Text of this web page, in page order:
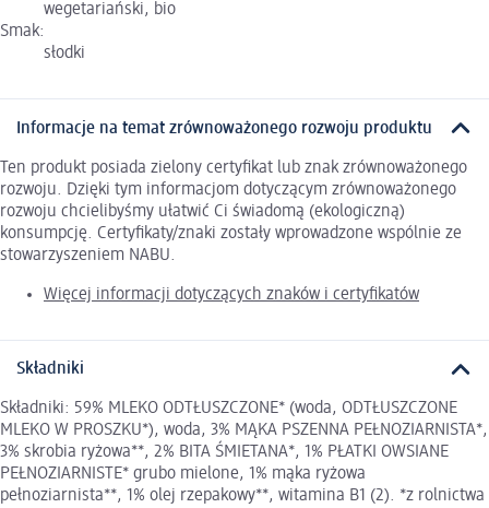
wegetariański, bio
Smak:
słodki
Informacje na temat zrównoważonego rozwoju produktu
Ten produkt posiada zielony certyfikat lub znak zrównoważonego
rozwoju. Dzięki tym informacjom dotyczącym zrównoważonego
rozwoju chcielibyśmy ułatwić Ci świadomą (ekologiczną)
konsumpcję. Certyfikaty/znaki zostały wprowadzone wspólnie ze
stowarzyszeniem NABU.
Więcej informacji dotyczących znaków i certyfikatów
Składniki
Składniki: 59% MLEKO ODTŁUSZCZONE* (woda, ODTŁUSZCZONE
MLEKO W PROSZKU*), woda, 3% MĄKA PSZENNA PEŁNOZIARNISTA*,
3% skrobia ryżowa**, 2% BITA ŚMIETANA*, 1% PŁATKI OWSIANE
PEŁNOZIARNISTE* grubo mielone, 1% mąka ryżowa
pełnoziarnista**, 1% olej rzepakowy**, witamina B1 (2). *z rolnictwa